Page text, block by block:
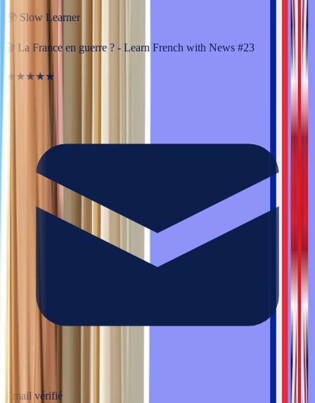
🌍 Slow Learner
🎬 La France en guerre ? - Learn French with News #23
★★★★★
Email vérifié